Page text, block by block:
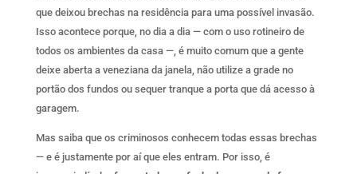
que deixou brechas na residência para uma possível invasão.
Isso acontece porque, no dia a dia — com o uso rotineiro de
todos os ambientes da casa —, é muito comum que a gente
deixe aberta a veneziana da janela, não utilize a grade no
portão dos fundos ou sequer tranque a porta que dá acesso à
garagem.
Mas saiba que os criminosos conhecem todas essas brechas
— e é justamente por aí que eles entram. Por isso, é